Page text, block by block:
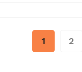
1 2